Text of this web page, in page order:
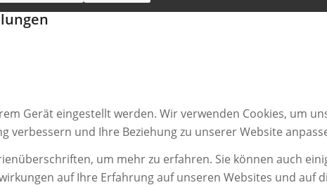
Gerät eingestellt werden. Wir verwenden Cookies, um
und Ihre Beziehung zu unserer Website
um mehr zu erfahren. Sie können auch
auf Ihre Erfahrung auf unseren Websites und auf